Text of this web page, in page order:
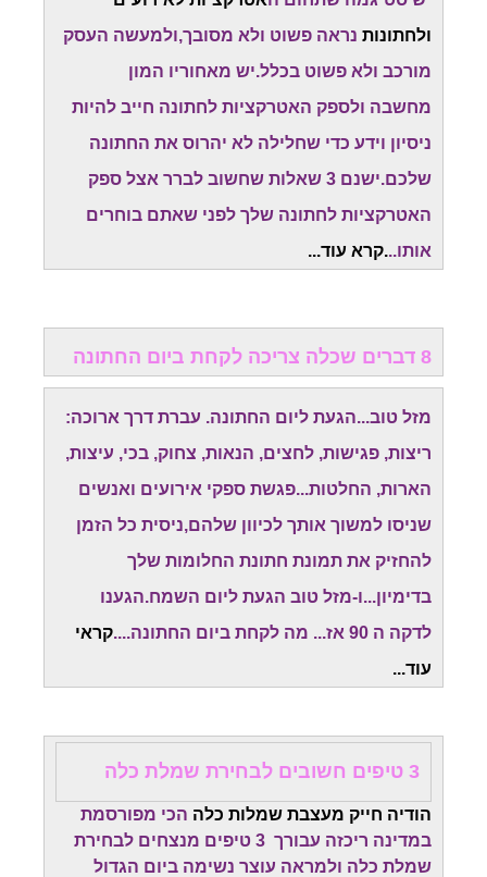
ולחתונות נראה פשוט ולא מסובך,ולמעשה העסק
מורכב ולא פשוט בכלל.יש מאחוריו המון
מחשבה ולספק האטרקציות לחתונה חייב להיות
ניסיון וידע כדי שחלילה לא יהרוס את החתונה
שלכם.
ישנם 3 שאלות שחשוב לברר אצל ספק
האטרקציות לחתונה שלך לפני שאתם בוחרים
אותו...קרא עוד...
8 דברים שכלה צריכה לקחת ביום החתונה
מזל טוב...הגעת ליום החתונה. עברת דרך ארוכה:
ריצות, פגישות, לחצים, הנאות, צחוק, בכי, עיצות,
הארות, החלטות...פגשת ספקי אירועים ואנשים
שניסו למשוך אותך לכיוון שלהם,ניסית כל הזמן
להחזיק את תמונת חתונת החלומות שלך
בדימיון...ו-מזל טוב הגעת ליום השמח.הגענו
לדקה ה 90 אז... מה לקחת ביום החתונה....
קראי
עוד...
3 טיפים חשובים לבחירת שמלת כלה
הודיה חייק מעצבת שמלות כלה הכי מפורסמת
במדינה ריכזה עבורך 3 טיפים מנצחים לבחירת
שמלת כלה ולמראה עוצר נשימה ביום הגדול